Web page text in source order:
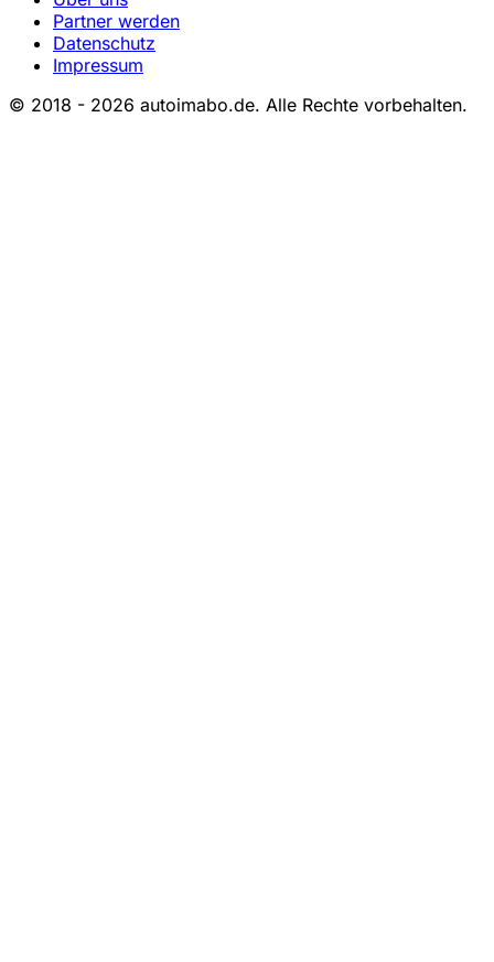
Partner werden
Datenschutz
Impressum
© 2018 - 2026 autoimabo.de. Alle Rechte vorbehalten.